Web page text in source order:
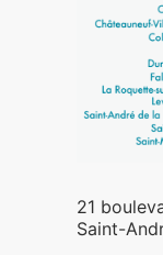
21
Saint-